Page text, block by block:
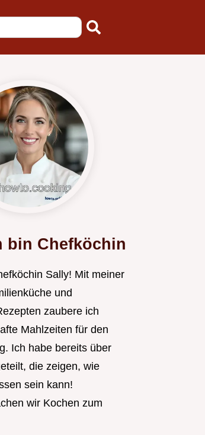
bin Chefköchin
Sally! Mit meiner
und
zaubere ich
Mahlzeiten für den
Ich habe bereits über
die zeigen, wie
sein kann!
wir Kochen zum